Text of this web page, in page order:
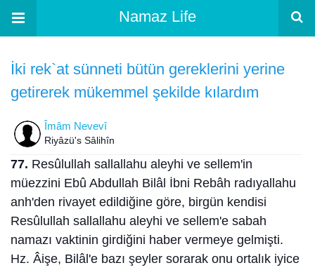
Namaz Life
İki rek`at sünneti bütün gereklerini yerine
getirerek mükemmel şekilde kılardım
Îmâm Nevevî
Riyâzü's Sâlihîn
77. Resûlullah sallallahu aleyhi ve sellem'in
müezzini Ebû Abdullah Bilâl İbni Rebâh radıyallahu
anh'den rivayet edildiğine göre, birgün kendisi
Resûlullah sallallahu aleyhi ve sellem'e sabah
namazı vaktinin girdiğini haber vermeye gelmişti.
Hz. Âişe, Bilâl'e bazı şeyler sorarak onu ortalık iyice